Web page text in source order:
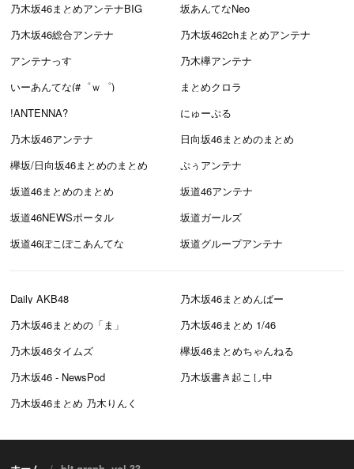
乃木坂46まとめアンテナBIG
坂あんてなNeo
乃木坂46総合アンテナ
乃木坂462chまとめアンテナ
アンテナっす
乃木欅アンテナ
いーあんてな(#゜ｗ゜)
まとめクロラ
!ANTENNA?
にゅーぷる
乃木坂46アンテナ
日向坂46まとめのまとめ
欅坂/日向坂46まとめのまとめ
ぷぅアンテナ
坂道46まとめのまとめ
坂道46アンテナ
坂道46NEWSポータル
坂道ガールズ
坂道46ぽこぽこあんてな
坂道グループアンテナ
Daily AKB48
乃木坂46まとめんばー
乃木坂46まとめの「ま」
乃木坂46まとめ 1/46
乃木坂46タイムズ
欅坂46まとめちゃんねる
乃木坂46 - NewsPod
乃木坂書き起こし中
乃木坂46まとめ 乃木りんく